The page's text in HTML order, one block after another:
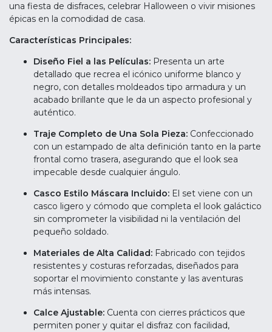
una fiesta de disfraces, celebrar Halloween o vivir misiones
épicas en la comodidad de casa.
Características Principales:
Diseño Fiel a las Películas: Presenta un arte
detallado que recrea el icónico uniforme blanco y
negro, con detalles moldeados tipo armadura y un
acabado brillante que le da un aspecto profesional y
auténtico.
Traje Completo de Una Sola Pieza: Confeccionado
con un estampado de alta definición tanto en la parte
frontal como trasera, asegurando que el look sea
impecable desde cualquier ángulo.
Casco Estilo Máscara Incluido: El set viene con un
casco ligero y cómodo que completa el look galáctico
sin comprometer la visibilidad ni la ventilación del
pequeño soldado.
Materiales de Alta Calidad: Fabricado con tejidos
resistentes y costuras reforzadas, diseñados para
soportar el movimiento constante y las aventuras
más intensas.
Calce Ajustable: Cuenta con cierres prácticos que
permiten poner y quitar el disfraz con facilidad,